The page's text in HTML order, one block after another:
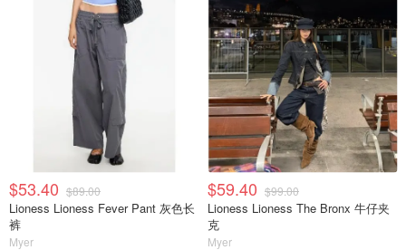
$53.40 $89.00
Lioness Lioness Fever Pant 灰色长
裤
Myer
$59.40 $99.00
Lioness Lioness The Bronx 牛仔夹
克
Myer